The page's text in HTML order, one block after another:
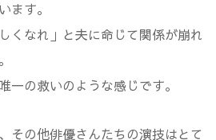
ます。
くなれ」と夫に命じて関係が崩れ
一の救いのような感じです。
その他俳優さんたちの演技はとて